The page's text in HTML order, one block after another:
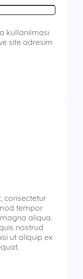
kullanılması
site adresim
consectetur
tempor
aliqua.
nostrud
ut aliquip ex